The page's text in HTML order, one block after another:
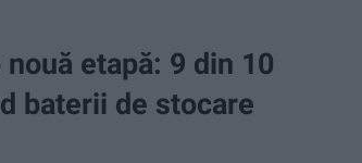
etapă: 9 din 10
baterii de stocare